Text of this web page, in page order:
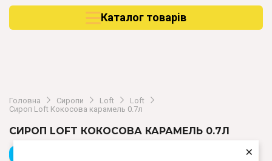
×
Каталог товарiв
Головна Сиропи Loft
Loft
Сироп Loft Кокосова карамель 0.7л
СИРОП LOFT КОКОСОВА КАРАМЕЛЬ 0.7Л